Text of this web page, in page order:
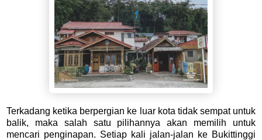
Terkadang ketika berpergian ke luar kota tidak sempat untuk
balik, maka salah satu pilihannya akan memilih untuk
mencari penginapan. Setiap kali jalan-jalan ke Bukittinggi